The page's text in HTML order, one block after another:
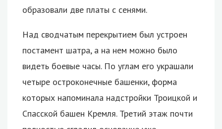
образовали две платы с сенями.
Над сводчатым перекрытием был устроен
постамент шатра, а на нем можно было
видеть боевые часы. По углам его украшали
четыре остроконечные башенки, форма
которых напоминала надстройки Троицкой и
Спасской башен Кремля. Третий этаж почти